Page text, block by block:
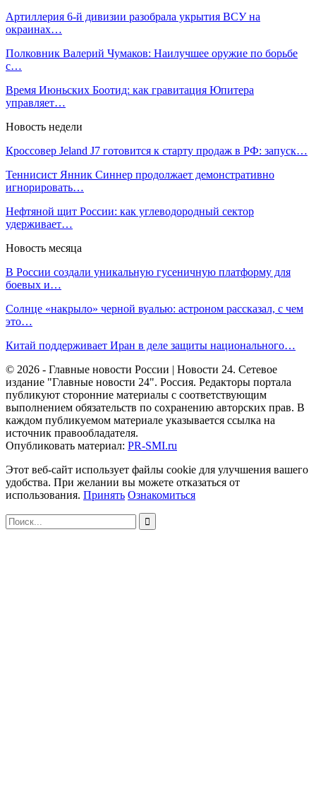
Артиллерия 6-й дивизии разобрала укрытия ВСУ на
окраинах…
Полковник Валерий Чумаков: Наилучшее оружие по борьбе
с…
Время Июньских Боотид: как гравитация Юпитера
управляет…
Новость недели
Кроссовер Jeland J7 готовится к старту продаж в РФ: запуск…
Теннисист Янник Синнер продолжает демонстративно
игнорировать…
Нефтяной щит России: как углеводородный сектор
удерживает…
Новость месяца
В России создали уникальную гусеничную платформу для
боевых и…
Солнце «накрыло» черной вуалью: астроном рассказал, с чем
это…
Китай поддерживает Иран в деле защиты национального…
© 2026 - Главные новости России | Новости 24. Сетевое
издание "Главные новости 24". Россия. Редакторы портала
публикуют сторонние материалы с соответствующим
выполнением обязательств по сохранению авторских прав. В
каждом публикуемом материале указывается ссылка на
источник правообладателя.
Опубликовать материал: PR-SMI.ru
Этот веб-сайт использует файлы cookie для улучшения вашего
удобства. При желании вы можете отказаться от
использования. Принять Ознакомиться